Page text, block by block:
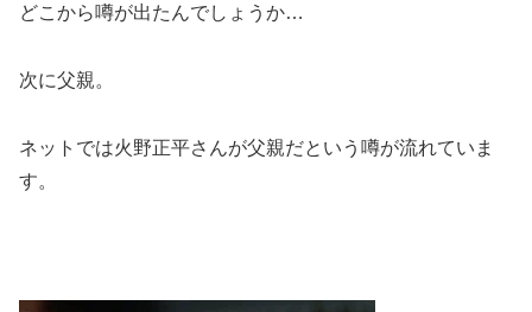
どこから噂が出たんでしょうか…
次に父親。
ネットでは火野正平さんが父親だという噂が流れていま
す。